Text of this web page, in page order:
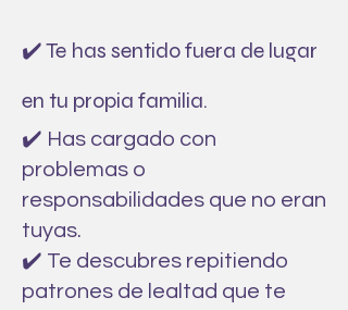
✔️ Te has sentido fuera de lugar
en tu propia familia.
✔️ Has cargado con
problemas o
responsabilidades que no eran
tuyas.
✔️ Te descubres repitiendo
patrones de lealtad que te